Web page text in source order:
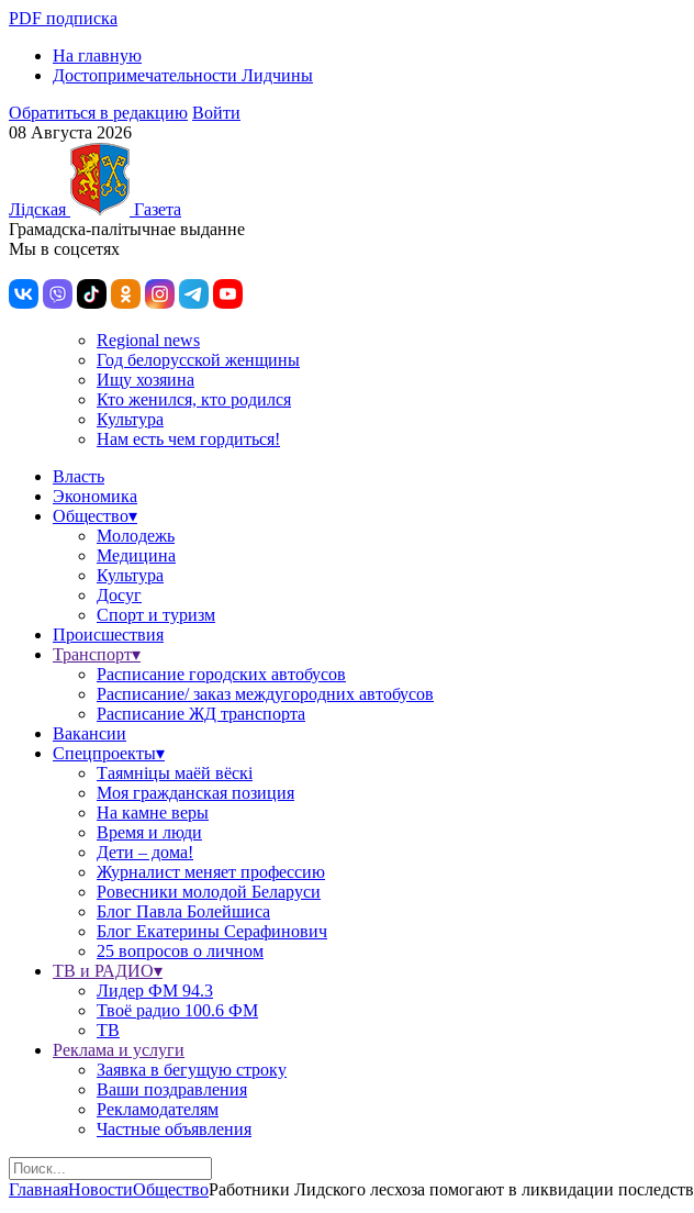
PDF подписка
На главную
Достопримечательности Лидчины
Обратиться в редакцию Войти
08 Августа 2026
Лiдская
Газета
Грамадска-палiтычнае выданне
Мы в соцсетях
Regional news
Год белорусской женщины
Ищу хозяина
Кто женился, кто родился
Культура
Нам есть чем гордиться!
Власть
Экономика
Общество▾
Молодежь
Медицина
Культура
Досуг
Спорт и туризм
Происшествия
Транспорт▾
Расписание городских автобусов
Расписание/ заказ междугородних автобусов
Расписание ЖД транспорта
Вакансии
Спецпроекты▾
Таямніцы маёй вёскі
Моя гражданская позиция
На камне веры
Время и люди
Дети – дома!
Журналист меняет профессию
Ровесники молодой Беларуси
Блог Павла Болейшиса
Блог Екатерины Серафинович
25 вопросов о личном
ТВ и РАДИО▾
Лидер ФМ 94.3
Твоё радио 100.6 ФМ
ТВ
Реклама и услуги
Заявка в бегущую строку
Ваши поздравления
Рекламодателям
Частные объявления
ГлавнаяНовостиОбществоРаботники Лидского лесхоза помогают в ликвидации